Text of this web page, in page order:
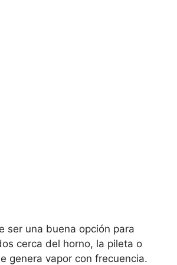
ser una buena opción para
cerca del horno, la pileta o
genera vapor con frecuencia.